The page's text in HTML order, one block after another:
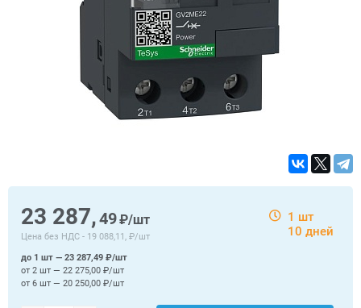
23 287,49₽/шт
Цена без НДС - 19 088,11, ₽/шт
1 шт
10 дней
до 1 шт — 23 287,49 ₽/шт
от 2 шт — 22 275,00 ₽/шт
от 6 шт — 20 250,00 ₽/шт